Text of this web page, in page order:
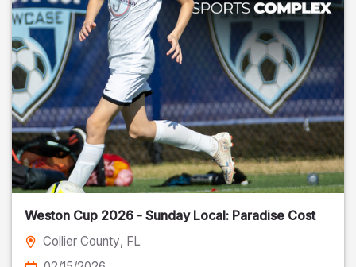
Weston Cup 2026 - Sunday Local: Paradise Cost
Collier County, FL